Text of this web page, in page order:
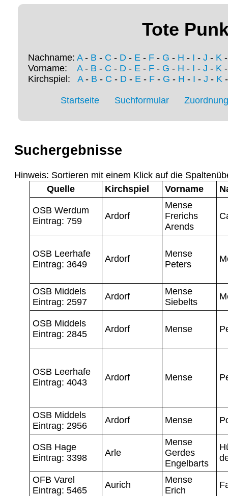
Tote
Nachname: A- B - C - D - E - F - G - H - I - J - K
Vorname: A- B - C - D - E - F - G - H - I - J - K
Kirchspiel: A- B - C - D- E- F- G - H - I - J - K
Startseite Suchformular
Suchergebnisse
Hinweis: Sortieren mit einem Klick auf die
Quelle
Kirchspiel Vorname
OSB Werdum
Eintrag: 759
Ardorf
Mense
Frerichs
Arends
OSB Leerhafe
Eintrag: 3649
Ardorf
Mense
Peters
OSB Middels
Eintrag: 2597
Ardorf
Mense
Siebelts
OSB Middels
Eintrag: 2845
Ardorf Mense
OSB Leerhafe
Eintrag: 4043
Ardorf Mense
OSB Middels
Eintrag: 2956
Ardorf Mense
OSB Hage
Eintrag: 3398
Arle
Mense
Gerdes
Engelbarts
OFB Varel
Eintrag: 5465
Aurich
Mense
Erich